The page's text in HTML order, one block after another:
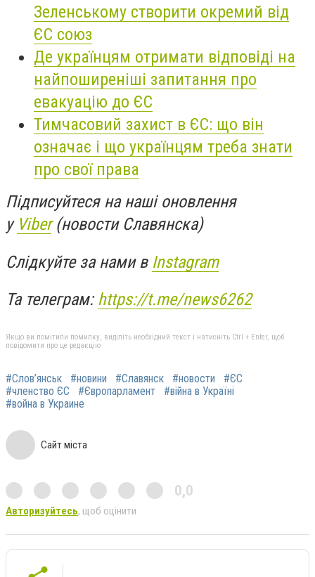
Зеленському створити окремий від
ЄС союз
Де українцям отримати відповіді на
найпоширеніші запитання про
евакуацію до ЄС
Тимчасовий захист в ЄС: що він
означає і що українцям треба знати
про свої права
Підписуйтеся на наші оновлення
у Viber(новости Славянска)
Слідкуйте за нами в Instagram
Та телеграм:https://t.me/news6262
Якщо ви помітили помилку, виділіть необхідний текст і натисніть Ctrl + Enter, щоб
повідомити про це редакцію
#Слов’янськ #новини #Славянск #новости
#ЄС
#членство ЄС
#Європарламент
#війна в Україні
#война в Украине
Сайт міста
0,0
Авторизуйтесь, щоб оцінити